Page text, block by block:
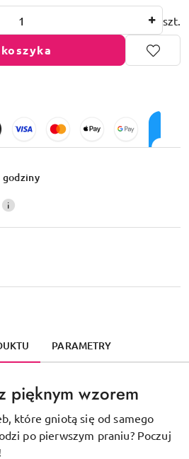
szt.
godziny
PARAMETRY
pięknym wzorem
które gniotą się od samego
po pierwszym praniu? Poczuj